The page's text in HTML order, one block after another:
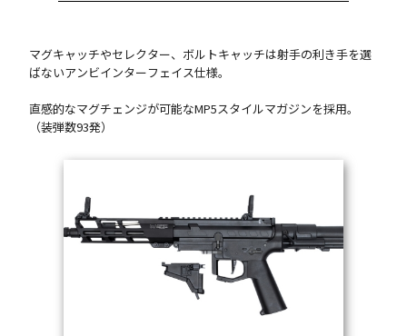
マグキャッチやセレクター、ボルトキャッチは射手の利き手を選
ばないアンビインターフェイス仕様。
直感的なマグチェンジが可能なMP5スタイルマガジンを採用。
（装弾数93発）